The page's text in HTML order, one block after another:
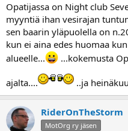
Opatijassa on Night club
myyntiä ihan vesirajan
sen baarin yläpuolella on
kun ei aina edes huomaa
alueelle...
...kokemusta
ajalta.... ..ja
RiderOnTheStorm
MotOrg ry jäsen